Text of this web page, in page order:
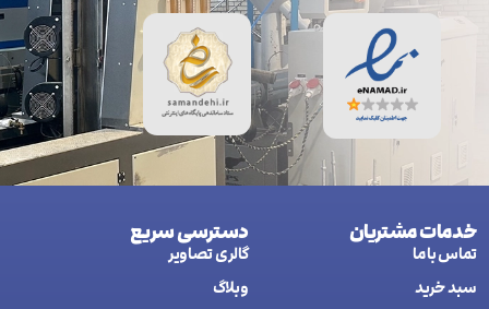
خدمات مشتریان
تماس با ما
سبد خرید
دسترسی سریع
گالری تصاویر
وبلاگ